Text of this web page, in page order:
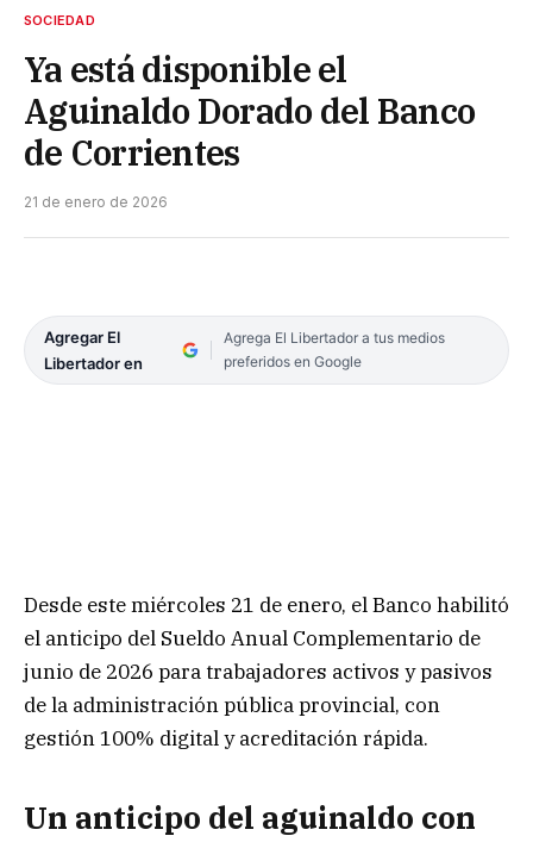
SOCIEDAD
Ya está disponible el
Aguinaldo Dorado del Banco
de Corrientes
21 de enero de 2026
Agregar El
Libertador en
Agrega El Libertador a tus medios
preferidos en Google
Desde este miércoles 21 de enero, el Banco habilitó
el anticipo del Sueldo Anual Complementario de
junio de 2026 para trabajadores activos y pasivos
de la administración pública provincial, con
gestión 100% digital y acreditación rápida.
Un anticipo del aguinaldo con